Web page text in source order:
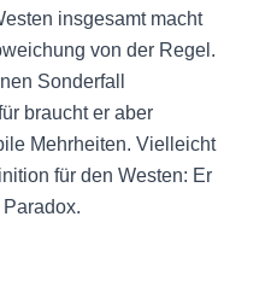
insgesamt macht
von der Regel.
Sonderfall
braucht er aber
Mehrheiten. Vielleicht
für den Westen: Er